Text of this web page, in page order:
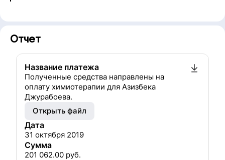
Отчет
Название платежа
Полученные средства направлены на
оплату химиотерапии для Азизбека
Джурабоева.
Открыть файл
Дата
31 октября 2019
Сумма
201 062.00 руб.